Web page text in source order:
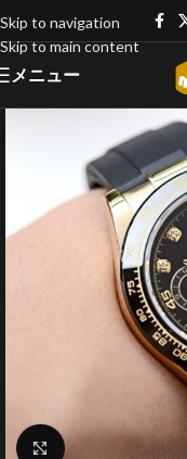
Skip to navigation
Skip to main content
メニュー
クリックで拡大